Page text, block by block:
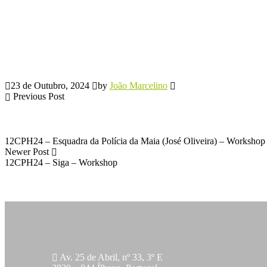
23 de Outubro, 2024 by João Marcelino
Previous Post
12CPH24 – Esquadra da Polícia da Maia (José Oliveira) – Workshop
Newer Post
12CPH24 – Siga – Workshop
Av. 25 de Abril, nº 33, 3º E